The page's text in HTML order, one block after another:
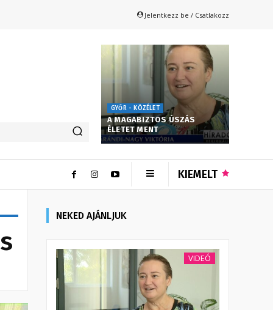
Jelentkezz be / Csatlakozz
GYŐR - KÖZÉLET
A MAGABIZTOS ÚSZÁS
ÉLETET MENT
KIEMELT
NEKED AJÁNLJUK
VIDEÓ